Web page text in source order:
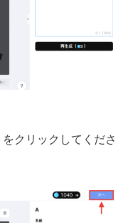
クリックしてくださ